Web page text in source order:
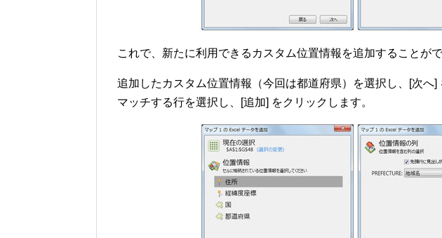
これで、新たに利用できるカスタム位置情報を追加することがで
追加したカスタム位置情報（今回は都道府県）を選択し、[次へ
マッチする行を選択し、[追加] をクリックします。